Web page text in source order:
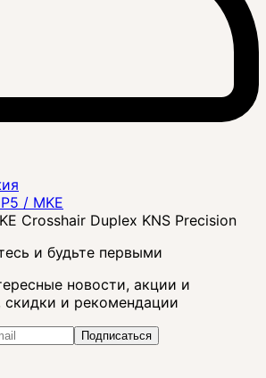
/ MKE
Crosshair Duplex KNS Precision
и будьте первыми
новости, акции и
и рекомендации
Подписаться